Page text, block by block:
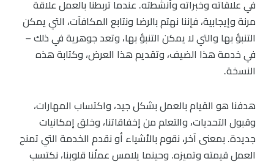
في علاقاته وخبراته وأنشطته. عندما تربطنا بالعمل علاقة
مرنة وإيجابية، فإننا نهتم بالرضا ونتابع المكافآت، التي يمكن
التنبؤ بها والتي لا يمكن التنبؤ بها، وتعد جوهرية في ذلك –
في خدمة هذا الضيف، وتقديم هذا العرض، وكتابة هذه
النسخة.
هدفنا هو القيام بالعمل بشكل جيد، واكتساب المهارات،
وقبول التحديات، والتعلم من إخفاقاتنا، وخلق إمكانيات
جديدة. بمعنى آخر، نقوم بالأشياء أو نقدم الخدمة التي تمنح
العمل قيمته وتميزه. وحينما يلامس عملُنا قلوبنا، نكتسب